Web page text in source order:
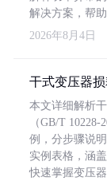
解决方案，帮
2026年8月4日
干式变压器
本文详细解析
（GB/T
例，分步骤说
实例表格，涵
快速掌握变压